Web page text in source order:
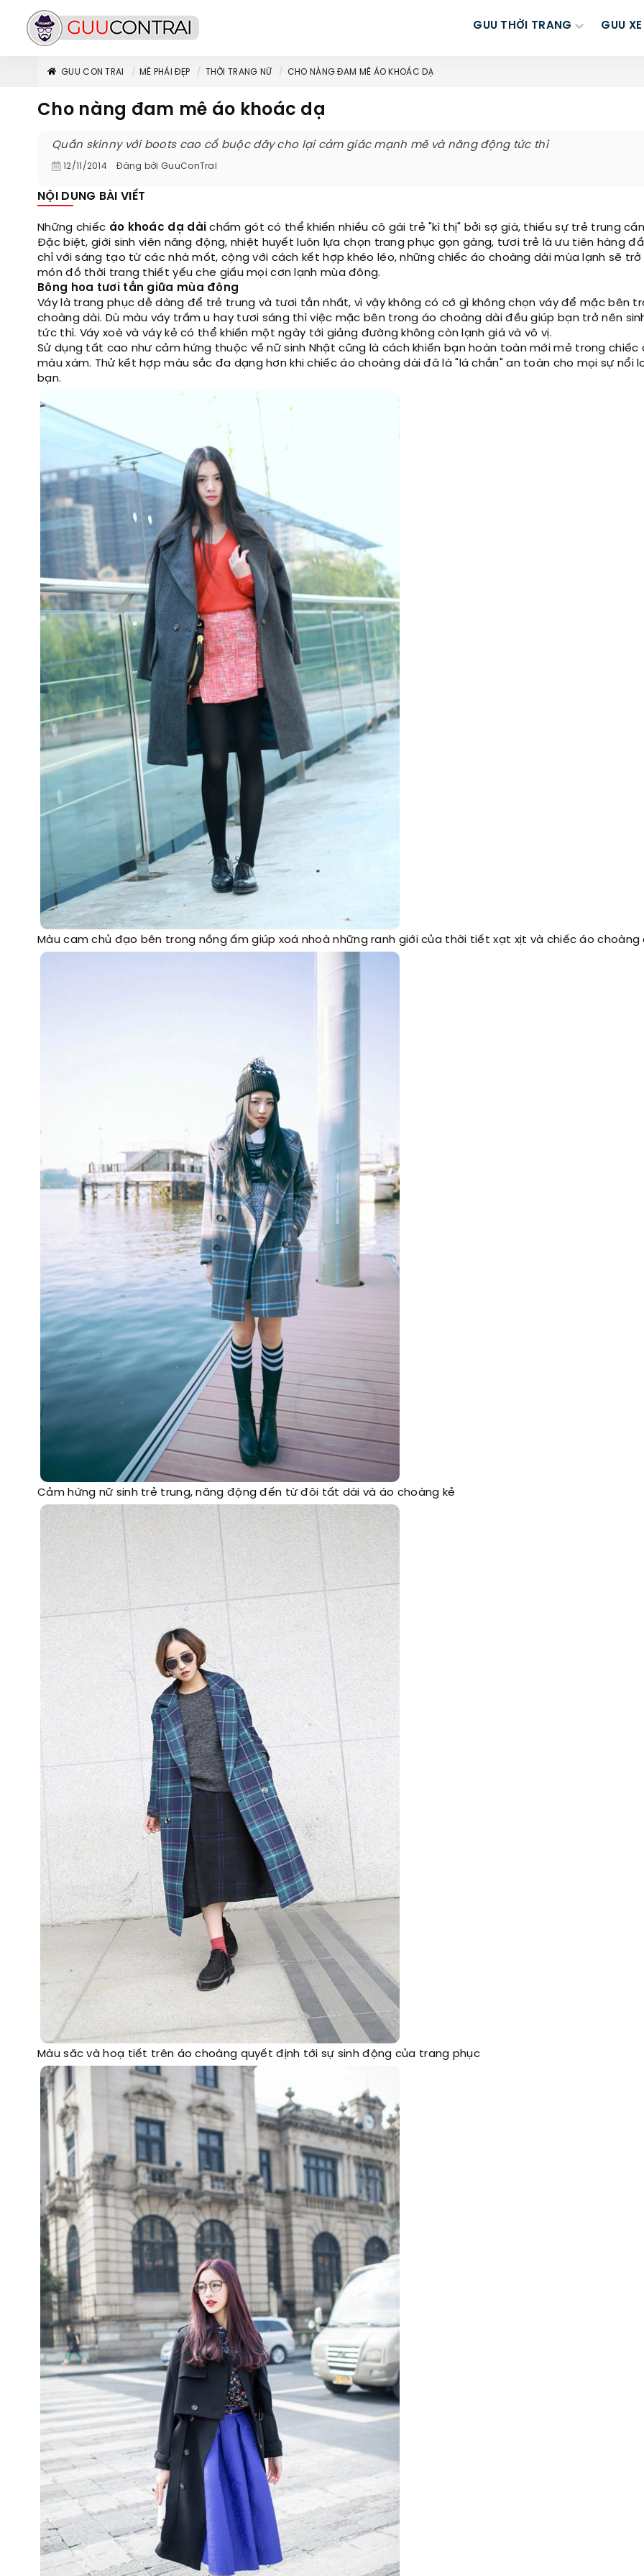
GUU THỜI TRANG GUU XE
GUU CON TRAI MÊ PHÁI ĐẸP THỜI TRANG NỮ CHO NÀNG ĐAM MÊ ÁO KHOÁC DẠ
Cho nàng đam mê áo khoác dạ
Quần skinny với boots cao cổ buộc dây cho lại cảm giác mạnh mẽ và năng động tức thì
12/11/2014 Đăng bởi GuuConTrai
NỘI DUNG BÀI VIẾT
Những chiếc áo khoác dạ dài chấm gót có thể khiến nhiều cô gái trẻ "kì thị" bởi sợ già, thiếu sự trẻ trung
Đặc biệt, giới sinh viên năng động, nhiệt huyết luôn lựa chọn trang phục gọn gàng, tươi trẻ là ưu tiên hàng
chỉ với sáng tạo từ các nhà mốt, cộng với cách kết hợp khéo léo, những chiếc áo choàng dài mùa lạnh sẽ
món đồ thời trang thiết yếu che giấu mọi cơn lạnh mùa đông.
Bông hoa tươi tắn giữa mùa đông
Váy là trang phục dễ dàng để trẻ trung và tươi tắn nhất, vì vậy không có cớ gì không chọn váy để mặc bên
choàng dài. Dù màu váy trầm u hay tươi sáng thì việc mặc bên trong áo choàng dài đều giúp bạn trở nên
tức thì. Váy xoè và váy kẻ có thể khiến một ngày tới giảng đường không còn lạnh giá và vô vị.
Sử dụng tất cao như cảm hứng thuộc về nữ sinh Nhật cũng là cách khiến bạn hoàn toàn mới mẻ trong chiếc
màu xám. Thử kết hợp màu sắc đa dạng hơn khi chiếc áo choàng dài đã là "lá chắn" an toàn cho mọi sự nổi
bạn.
Màu cam chủ đạo bên trong nồng ấm giúp xoá nhoà những ranh giới của thời tiết xạt xịt và chiếc áo choàng
Cảm hứng nữ sinh trẻ trung, năng động đến từ đôi tất dài và áo choàng kẻ
Màu săc và hoạ tiết trên áo choàng quyết định tới sự sinh động của trang phục